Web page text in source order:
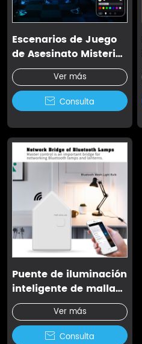
Escenarios de Juego
de Asesinato Misterio
Iluminación Ambiente
Ver más
 Consulta
Puente de iluminación
inteligente de malla
Bluetooth
Ver más
 Consulta